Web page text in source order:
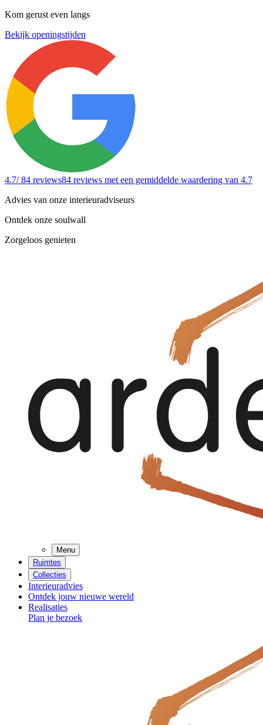
Kom gerust even langs
Bekijk openingstijden
4.7/ 84 reviews84 reviews met een gemiddelde waardering van 4.7
Advies van onze interieuradviseurs
Ontdek onze soulwall
Zorgeloos genieten
Menu
Ruimtes
Collecties
Interieuradvies
Ontdek jouw nieuwe wereld
Realisaties
Plan je bezoek